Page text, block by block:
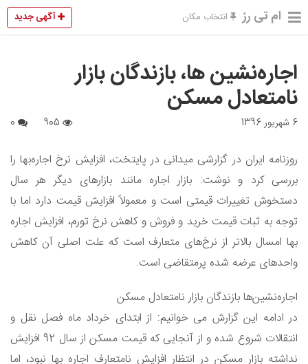
ام تی رز انتخاب مکان آگهی جدید
اجاره‌‌نشین‌ ها، بازندگان بازار
نامتعادل مسکن
6 شهریور 1396
روزنامه ایران در گزارشی میدانی در پایتخت، افزایش نرخ اجاره‌بها را
بررسی کرد و نوشت: بازار اجاره مانند بازارهای دیگر هر سال
دستخوش تغییرات قیمتی است و معمولاً افزایش قیمت دارد اما با
توجه به ثبات قیمت خرید و فروش و کاهش نرخ تورم، افزایش اجاره
بها امسال بالاتر از نرخ‌های متعارف است که علت اصلی آن کاهش
واحدهای عرضه شده پرمتقاضی است.
اجاره‌‌نشین‌ها بازندگان بازار نامتعادل مسکن
در ادامه این گزارش می خوانیم: از ابتدای خرداد ماه فصل نقل و
انتقالات شروع شده و از آنجایی که قیمت مسکن از سال 92 افزایش
نداشته بازار مسکن در انتظار افزایش نامتعارف اجاره بها نبود، اما